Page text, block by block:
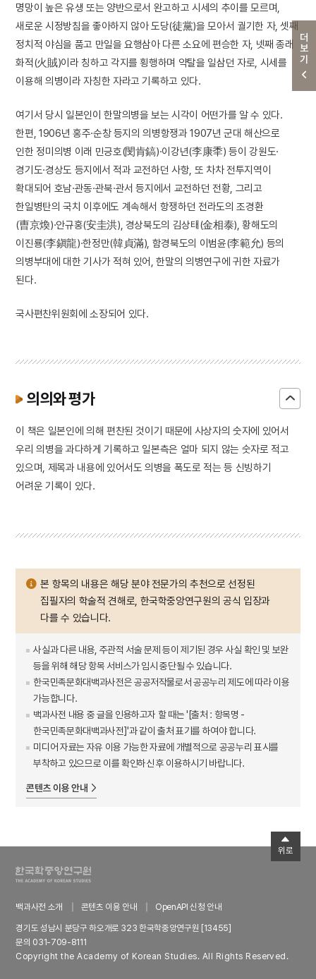
더보기
명망이 높은 유생 또는 양반으로서 완고하고 시세의 추이를 모르며,
새로운 시정방침을 좋아하지 않아 도당(徒黨)을 모아서 궐기한 자, 셋째
정치적 야심을 품고 만일을 요행삼아 다른 소요에 편승한 자, 넷째 종래
화적(火賊)이라 칭하고 각지를 횡행하며 약탈을 일삼던 자로, 시세를
이용해 의병이라 자칭한 자라고 기록하고 있다.
여기서 당시 일본인이 한말의병을 보는 시각이 어떤가를 알 수 있다.
한편, 1906년 홍주·순창 등지의 의병항쟁과 1907년 군대 해산으로
인한 정미의병 이래 민긍호(閔肯鎬)·이강년(李康秊) 등이 강원도·
경기도·경상도 등지에서 적과 교전하던 사항, 또 차차 전투지역이
확대되어 호남·관동·관북·관서 등지에서 교전하던 전황, 그리고
한일병탄의 국치 이후에도 계속해서 항쟁하던 전라도의 조경환
(曺京煥)·안규홍(安圭洪), 경상북도의 김상태(金相泰), 황해도의
이진룡(李鎭龍)·한정만(韓貞滿), 함경북도의 이범윤(李範允) 등의
의병부대에 대한 기사가 적혀 있어, 한말의 의병연구에 귀한 자료가
된다.
국사편찬위원회에 소장되어 있다.
의의와 평가
이 책은 일본인에 의해 편찬된 것이기 때문에 사상자의 숫자에 있어서
우리 의병을 과다하게 기록하고 일본측은 얼마 되지 않는 숫자로 적고
있으며, 제목과 내용에 있어서도 의병을 폭도로 적는 등 신빙하기
어려운 기록이 있다.
본 항목의 내용은 해당 분야 전문가의 추천으로 선정된
집필자의 학술적 견해로, 한국학중앙연구원의 공식 입장과
다를 수 있습니다.
사실과 다른 내용, 주관적 서술 문제 등이 제기된 경우 사실 확인 및 보완
등을 위해 해당 항목 서비스가 임시 중단될 수 있습니다.
한국민족문화대백과사전은 공공저작물로서 공공누리 제도에 따라 이용
가능합니다.
백과사전 내용 중 글을 인용하고자 할 때는 '[출처 : 항목명 -
한국민족문화대백과사전]'과 같이 출처 표기를 하여야 합니다.
미디어 자료는 자유 이용 가능한 자료에 개별적으로 공공누리 표시를
부착하고 있으므로 이를 확인하신 후 이용하시기 바랍니다.
콘텐츠 이용 안내
백과사전 소개 콘텐츠 이용 안내
OpenAPI 신청 안내
경기도 성남시 분당구 하오개로 323 한국학중앙연구원 [13455]
문의 031-709-8111
Copyright the Academy of Korean Studies. All Rights Reserved.
위로